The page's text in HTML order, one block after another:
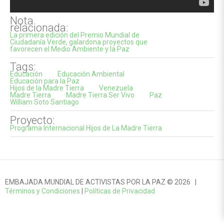
Nota
relacionada:
La primera edición del Premio Mundial de
Ciudadanía Verde, galardona proyectos que
favorecen el Medio Ambiente y la Paz
Tags:
Educación
Educación Ambiental
Educación para la Paz
Hijos de la Madre Tierra
Venezuela
Madre Tierra
Madre Tierra Ser Vivo
Paz
William Soto Santiago
Proyecto:
Programa Internacional Hijos de La Madre Tierra
EMBAJADA MUNDIAL DE ACTIVISTAS POR LA PAZ © 2026 |
Términos y Condiciones
Políticas de Privacidad